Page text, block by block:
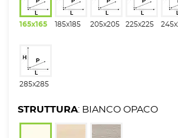
165x165 185x185 205x205 225x225
285x285
STRUTTURA: BIANCO OPACO